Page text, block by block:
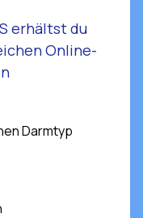
erhältst du
Online-
Darmtyp